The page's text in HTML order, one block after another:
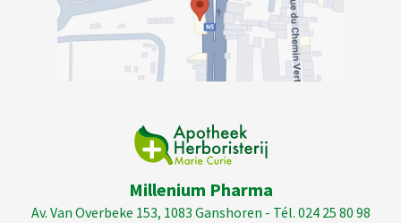
Millenium Pharma
Av. Van Overbeke 153, 1083 Ganshoren - Tél. 024 25 80 98